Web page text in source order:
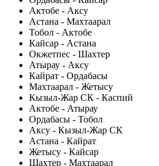
Актобе - Аксу
Астана - Махтаарал
Тобол - Актобе
Кайсар - Астана
Окжетпес - Шахтер
Атырау - Аксу
Кайрат - Ордабасы
Махтаарал - Жетысу
Кызыл-Жар СК - Каспий
Актобе - Атырау
Ордабасы - Тобол
Аксу - Кызыл-Жар СК
Астана - Кайрат
Жетысу - Кайсар
Шахтер - Махтаарал